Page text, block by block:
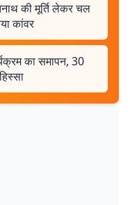
की मूर्ति लेकर चल
कांवर
का समापन, 30